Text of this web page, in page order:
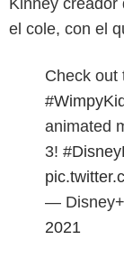
el cole, con el
Check out
animated
3!
—
2021